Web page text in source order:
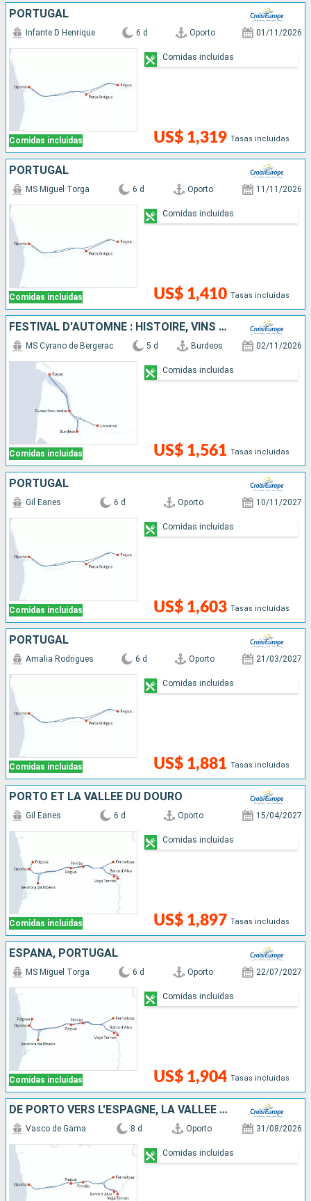
PORTUGAL
Comidas incluidas
Infante D Henrique 6 d Oporto 01/11/2026
US$ 1,319 Tasas incluidas
Comidas incluidas
PORTUGAL
Comidas incluidas
MS Miguel Torga 6 d Oporto 11/11/2026
US$ 1,410 Tasas incluidas
Comidas incluidas
FESTIVAL D'AUTOMNE : HISTOIRE, VINS ET PATRIMOINE DES FLEUVES DU SUD-OUEST
Comidas incluidas
MS Cyrano de Bergerac 5 d Burdeos 02/11/2026
US$ 1,561 Tasas incluidas
Comidas incluidas
PORTUGAL
Comidas incluidas
Gil Eanes 6 d Oporto 10/11/2027
US$ 1,603 Tasas incluidas
Comidas incluidas
PORTUGAL
Comidas incluidas
Amalia Rodrigues 6 d Oporto 21/03/2027
US$ 1,881 Tasas incluidas
Comidas incluidas
PORTO ET LA VALLÉE DU DOURO
Comidas incluidas
Gil Eanes 6 d Oporto 15/04/2027
US$ 1,897 Tasas incluidas
Comidas incluidas
ESPAÑA, PORTUGAL
Comidas incluidas
MS Miguel Torga 6 d Oporto 22/07/2027
US$ 1,904 Tasas incluidas
Comidas incluidas
DE PORTO VERS L'ESPAGNE, LA VALLÉE DU DOURO (PORTUGAL) ET SALAMANQUE (ESPAGNE)
Vasco de Gama 8 d Oporto 31/08/2026
Comidas incluidas